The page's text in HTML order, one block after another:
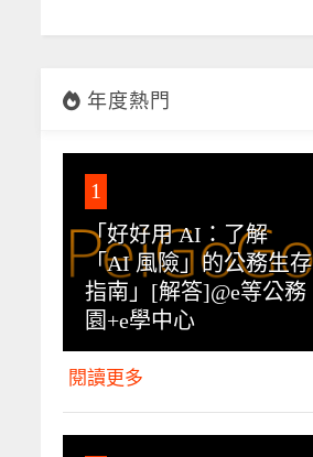
年度熱門
1
「好好用 AI：了解
「AI 風險」的公務生存
指南」[解答]@e等公務
園+e學中心
閱讀更多